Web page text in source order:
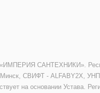
«ИМПЕРИЯ САНТЕХНИКИ».
СВИФТ - ALFABY2X,
на основании Устава.